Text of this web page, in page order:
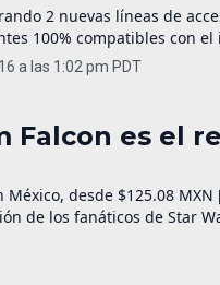
2 nuevas líneas de
100% compatibles con
que incluye. Exolens Pro
Zooms. Cada uno
a las 1:02 pm PDT
Falcon es el
desde $125.08
de los fanáticos de Star
tripulan […]